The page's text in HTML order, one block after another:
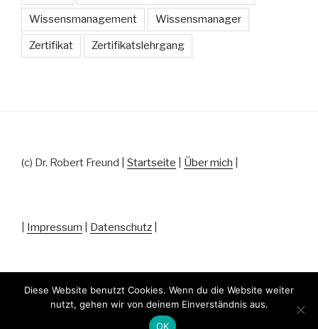
Wissensmanagement Wissensmanager
Zertifikat Zertifikatslehrgang
(c) Dr. Robert Freund | Startseite Über mich
Impressum Datenschutz
Datenschutz Stolz präsentiert von WordPress
Diese Website benutzt Cookies. Wenn du die Website weiter
nutzt, gehen wir von deinem Einverständnis aus.
OK